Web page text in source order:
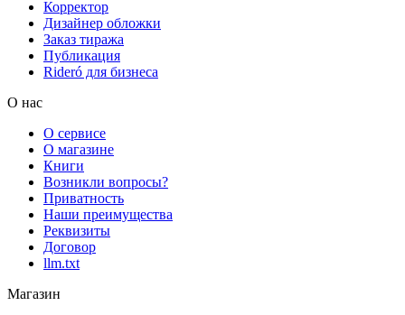
Корректор
Дизайнер обложки
Заказ тиража
Публикация
Rideró для бизнеса
О нас
О сервисе
О магазине
Книги
Возникли вопросы?
Приватность
Наши преимущества
Реквизиты
Договор
llm.txt
Магазин